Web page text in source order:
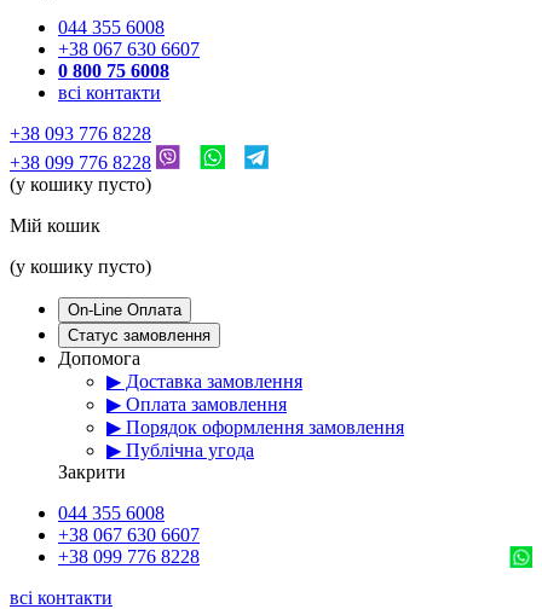
044 355 6008
+38 067 630 6607
0 800 75 6008
всі контакти
+38 093 776 8228
+38 099 776 8228
(у кошику пусто)
Мій кошик
(у кошику пусто)
On-Line Оплата
Статус замовлення
Допомога
▶ Доставка замовлення
▶ Оплата замовлення
▶ Порядок оформлення замовлення
▶ Публічна угода
Закрити
044 355 6008
+38 067 630 6607
+38 099 776 8228
всі контакти